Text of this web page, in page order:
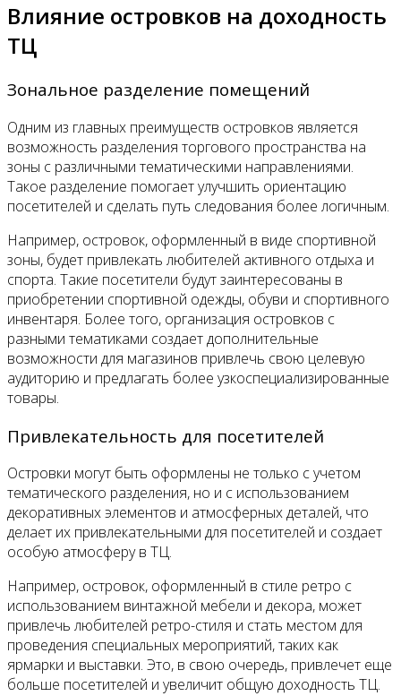
Влияние островков на доходность
ТЦ
Зональное разделение помещений
Одним из главных преимуществ островков является
возможность разделения торгового пространства на
зоны с различными тематическими направлениями.
Такое разделение помогает улучшить ориентацию
посетителей и сделать путь следования более логичным.
Например, островок, оформленный в виде спортивной
зоны, будет привлекать любителей активного отдыха и
спорта. Такие посетители будут заинтересованы в
приобретении спортивной одежды, обуви и спортивного
инвентаря. Более того, организация островков с
разными тематиками создает дополнительные
возможности для магазинов привлечь свою целевую
аудиторию и предлагать более узкоспециализированные
товары.
Привлекательность для посетителей
Островки могут быть оформлены не только с учетом
тематического разделения, но и с использованием
декоративных элементов и атмосферных деталей, что
делает их привлекательными для посетителей и создает
особую атмосферу в ТЦ.
Например, островок, оформленный в стиле ретро с
использованием винтажной мебели и декора, может
привлечь любителей ретро-стиля и стать местом для
проведения специальных мероприятий, таких как
ярмарки и выставки. Это, в свою очередь, привлечет еще
больше посетителей и увеличит общую доходность ТЦ.